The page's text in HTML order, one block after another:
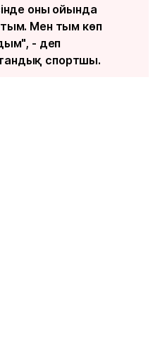
оны ойында
Мен тым көп
- деп
спортшы.